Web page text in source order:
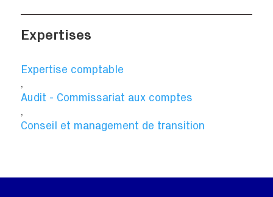
Expertises
Expertise comptable
,
Audit - Commissariat aux comptes
,
Conseil et management de transition